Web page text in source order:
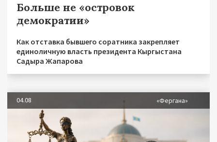
Больше не «островок
демократии»
Как отставка бывшего соратника закрепляет
единоличную власть президента Кыргыстана
Садыра Жапарова
04.08 «Фергана»